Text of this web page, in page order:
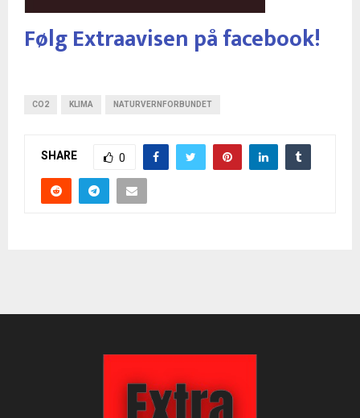
Følg Extraavisen på facebook!
CO2 KLIMA NATURVERNFORBUNDET
SHARE 0